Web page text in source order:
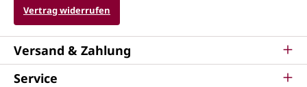
Vertrag widerrufen
Versand & Zahlung
Service